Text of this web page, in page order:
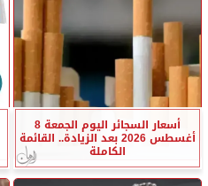
أسعار السجائر اليوم الجمعة 8
أغسطس 2026 بعد الزيادة.. القائمة
الكاملة